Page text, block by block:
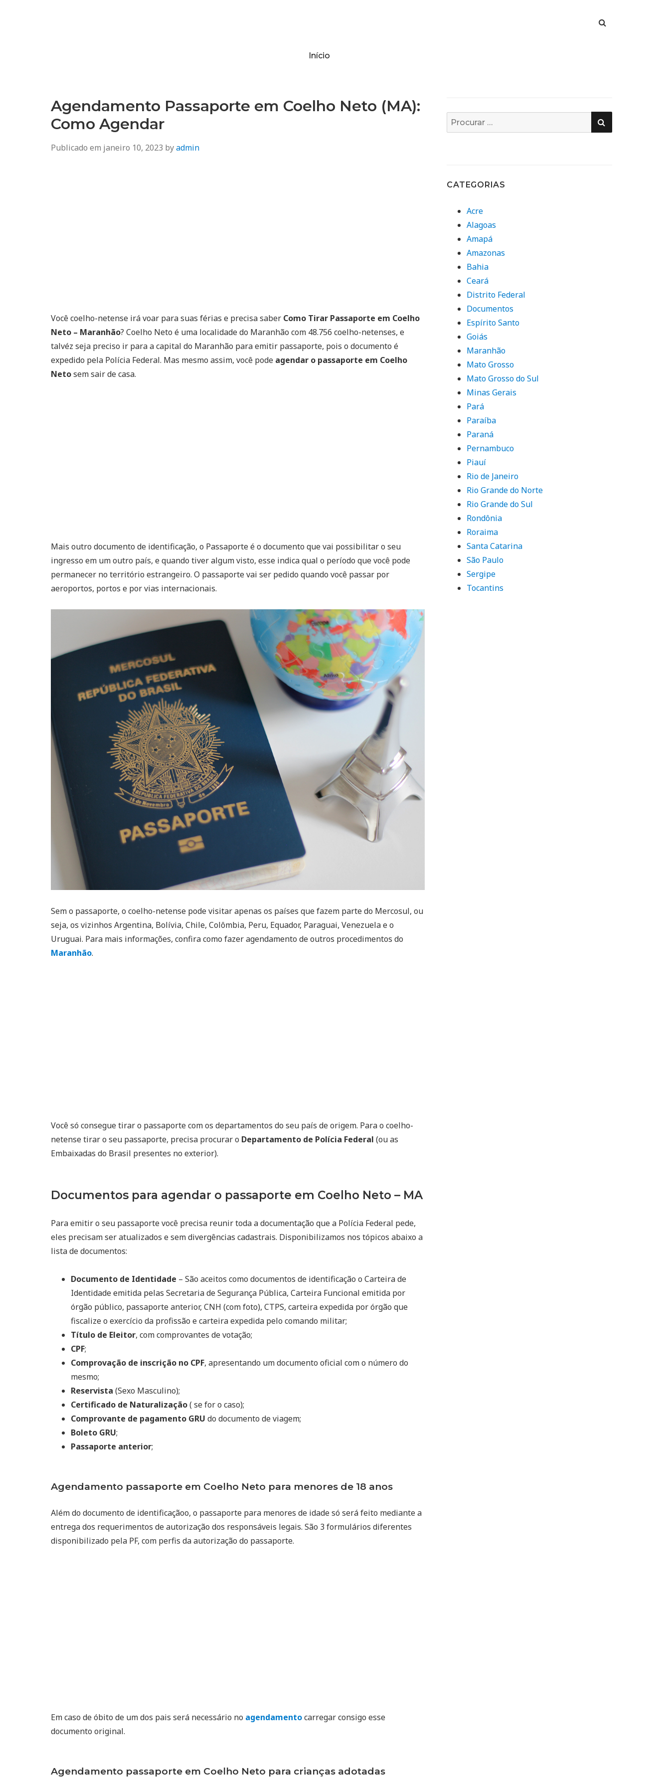
Início
Agendamento Passaporte em Coelho Neto (MA):
Como Agendar
Publicado em janeiro 10, 2023 byadmin
Você coelho-netense irá voar para suas férias e precisa saber Como Tirar Passaporte em Coelho
Neto – Maranhão? Coelho Neto é uma localidade do Maranhão com 48.756 coelho-netenses, e
talvéz seja preciso ir para a capital do Maranhão para emitir passaporte, pois o documento é
expedido pela Polícia Federal. Mas mesmo assim, você pode agendar o passaporte em Coelho
Netosem sair de casa.
Mais outro documento de identificação, o Passaporte é o documento que vai possibilitar o seu
ingresso em um outro país, e quando tiver algum visto, esse indica qual o período que você pode
permanecer no território estrangeiro. O passaporte vai ser pedido quando você passar por
aeroportos, portos e por vias internacionais.
Sem o passaporte, o coelho-netense pode visitar apenas os países que fazem parte do Mercosul, ou
seja, os vizinhos Argentina, Bolívia, Chile, Colômbia, Peru, Equador, Paraguai, Venezuela e o
Uruguai. Para mais informações, confira como fazer agendamento de outros procedimentos do
Maranhão.
Você só consegue tirar o passaporte com os departamentos do seu país de origem. Para o coelho-
netense tirar o seu passaporte, precisa procurar o Departamento de Polícia Federal (ou as
Embaixadas do Brasil presentes no exterior).
Documentos para agendar o passaporte em Coelho Neto – MA
Para emitir o seu passaporte você precisa reunir toda a documentação que a Polícia Federal pede,
eles precisam ser atualizados e sem divergências cadastrais. Disponibilizamos nos tópicos abaixo a
lista de documentos:
Documento de Identidade – São aceitos como documentos de identificação o Carteira de
Identidade emitida pelas Secretaria de Segurança Pública, Carteira Funcional emitida por
órgão público, passaporte anterior, CNH (com foto), CTPS, carteira expedida por órgão que
fiscalize o exercício da profissão e carteira expedida pelo comando militar;
Título de Eleitor, com comprovantes de votação;
CPF;
Comprovação de inscrição no CPF, apresentando um documento oficial com o número do
mesmo;
Reservista (Sexo Masculino);
Certificado de Naturalização( se for o caso);
Comprovante de pagamento GRU do documento de viagem;
Boleto GRU;
Passaporte anterior;
Agendamento passaporte em Coelho Neto para menores de 18 anos
Além do documento de identificaçãoo, o passaporte para menores de idade só será feito mediante a
entrega dos requerimentos de autorização dos responsáveis legais. São 3 formulários diferentes
disponibilizado pela PF, com perfis da autorização do passaporte.
Em caso de óbito de um dos pais será necessário no agendamentocarregar consigo esse
documento original.
Agendamento passaporte em Coelho Neto para crianças adotadas
Busca
por:
PESQUISA
CATEGORIAS
Acre
Alagoas
Amapá
Amazonas
Bahia
Ceará
Distrito Federal
Documentos
Espírito Santo
Goiás
Maranhão
Mato Grosso
Mato Grosso do Sul
Minas Gerais
Pará
Paraíba
Paraná
Pernambuco
Piauí
Rio de Janeiro
Rio Grande do Norte
Rio Grande do Sul
Rondônia
Roraima
Santa Catarina
São Paulo
Sergipe
Tocantins